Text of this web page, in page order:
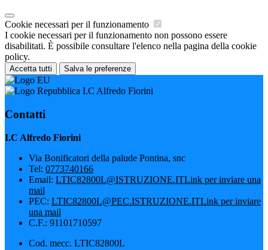
Cookie necessari per il funzionamento
I cookie necessari per il funzionamento non possono essere
disabilitati. È possibile consultare l'elenco nella pagina della cookie
policy.
Accetta tutti Salva le preferenze
I.C Alfredo Fiorini
Contatti
I.C Alfredo Fiorini
Via Bonificatori della palude Pontina, snc
Tel: 0773740166
Email: LTIC82800L@ISTRUZIONE.ITLink per inviare una
mail
PEC: LTIC82800L@PEC.ISTRUZIONE.ITLink per inviare
una mail
C.F.: 91101710597
Cod. mecc. LTIC82800L